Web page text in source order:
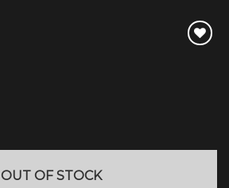
OUT OF STOCK